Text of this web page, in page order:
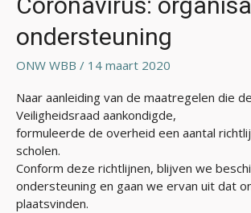
ondersteuning
ONW WBB / 14 maart 2020
Naar aanleiding van de maatregelen die
Veiligheidsraad aankondigde,
formuleerde de overheid een aantal
scholen.
Conform deze richtlijnen, blijven we
ondersteuning en gaan we ervan uit dat
plaatsvinden.